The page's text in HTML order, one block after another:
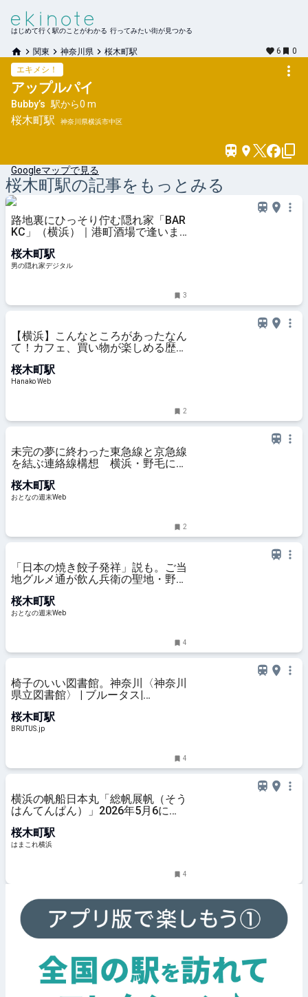
はじめて行く駅のことがわかる 行ってみたい街が見つかる
関東 神奈川県 桜木町駅 6
0
エキメシ！
アップルパイ
Bubby’s 駅から0 m
桜木町駅 神奈川県横浜市中区
Googleマップで見る
桜木町駅の記事をもっとみる
路地裏にひっそり佇む隠れ家「BAR
KC」（横浜）｜港町酒場で逢いま
桜木町駅
男の隠れ家デジタル
3
【横浜】こんなところがあったなん
て！カフェ、買い物が楽しめる歴史
桜木町駅
Hanako Web
2
未完の夢に終わった東急線と京急線
を結ぶ連絡線構想 横浜・野毛に新
ルの鉄道延伸計画
桜木町駅
おとなの週末Web
2
「日本の焼き餃子発祥」説も。ご当
地グルメ通が飲ん兵衛の聖地・野毛
桜木町駅
おとなの週末Web
4
椅子のいい図書館。神奈川〈神奈川
県立図書館〉 | ブルータス|
桜木町駅
BRUTUS.jp
4
横浜の帆船日本丸「総帆展帆（そう
はんてんぱん）」2026年5月6に開
まこれ横浜
桜木町駅
はまこれ横浜
4